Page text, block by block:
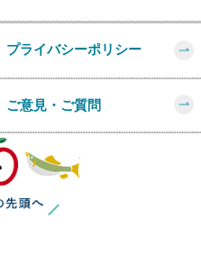
プライバシーポリシー
ご意見・ご質問